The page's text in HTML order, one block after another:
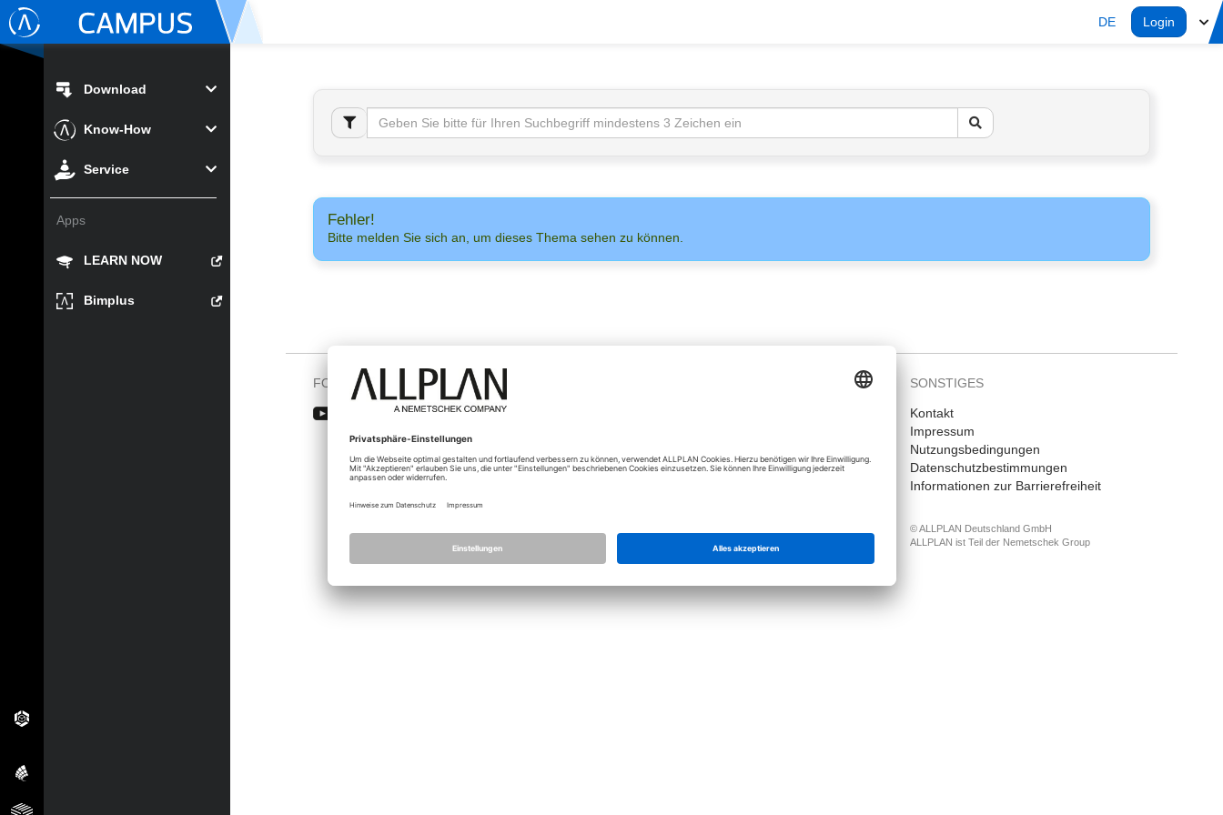
DE Login
Download
Know-How
Service
Apps
LEARN NOW
Bimplus
Fehler!
Bitte melden Sie sich an, um dieses Thema sehen zu können.
FOLGEN SIE UNS AUF
Datenschutz Einstellungen
SONSTIGES
Kontakt
Impressum
Nutzungsbedingungen
Datenschutzbestimmungen
Informationen zur Barrierefreiheit
© ALLPLAN Deutschland GmbH
ALLPLAN ist Teil der Nemetschek Group